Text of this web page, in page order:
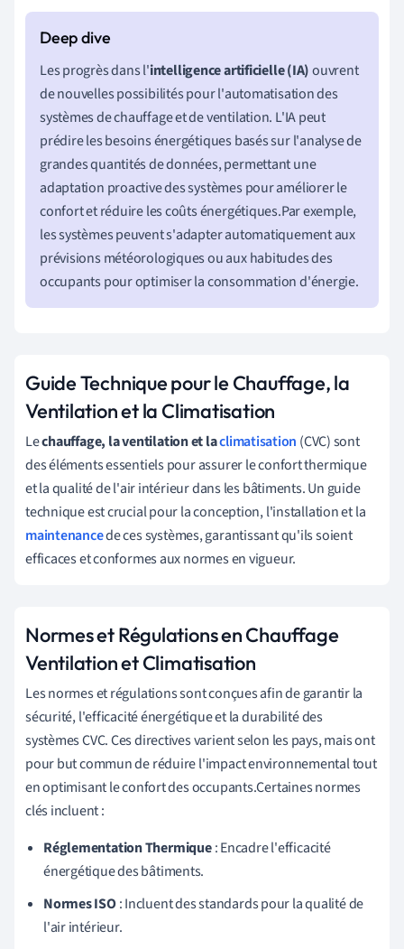
Les progrès dans l'intelligence artificielle (IA)ouvrent
de nouvelles possibilités pour l'automatisation des
systèmes de chauffage et de ventilation. L'IA peut
prédire les besoins énergétiques basés sur l'analyse de
grandes quantités de données, permettant une
adaptation proactive des systèmes pour améliorer le
confort et réduire les coûts énergétiques.Par exemple,
les systèmes peuvent s'adapter automatiquement aux
prévisions météorologiques ou aux habitudes des
occupants pour optimiser la consommation d'énergie.
Guide Technique pour le Chauffage, la
Ventilation et la Climatisation
Lechauffage, la ventilation et laclimatisation (CVC) sont
des éléments essentiels pour assurer le confort thermique
et la qualité de l'air intérieur dans les bâtiments. Un guide
technique est crucial pour la conception, l'installation et la
maintenancede ces systèmes, garantissant qu'ils soient
efficaces et conformes aux normes en vigueur.
Normes et Régulations en Chauffage
Ventilation et Climatisation
Les normes et régulations sont conçues afin de garantir la
sécurité, l'efficacité énergétique et la durabilité des
systèmes CVC. Ces directives varient selon les pays, mais ont
pour but commun de réduire l'impact environnemental tout
en optimisant le confort des occupants.Certaines normes
clés incluent :
Réglementation Thermique: Encadre l'efficacité
énergétique des bâtiments.
Normes ISO: Incluent des standards pour la qualité de
l'air intérieur.